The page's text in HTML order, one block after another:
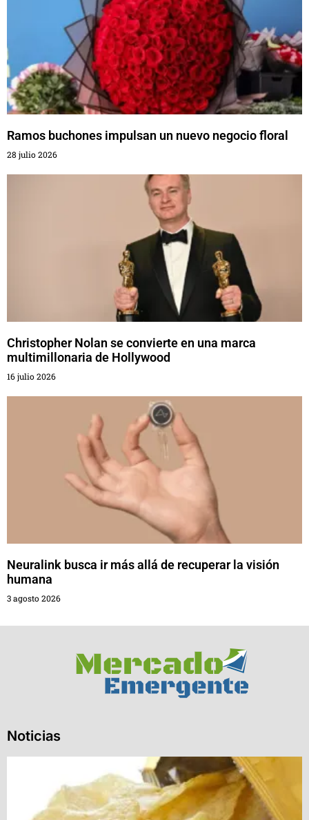
Ramos buchones impulsan un nuevo negocio floral
28 julio 2026
Christopher Nolan se convierte en una marca
multimillonaria de Hollywood
16 julio 2026
Neuralink busca ir más allá de recuperar la visión
humana
3 agosto 2026
Noticias